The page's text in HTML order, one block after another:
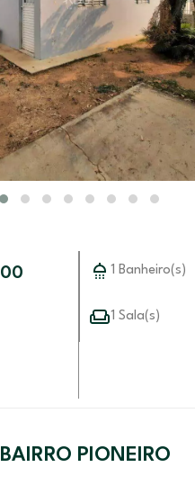
1 Banheiro(s)
1 Sala(s)
PIONEIRO